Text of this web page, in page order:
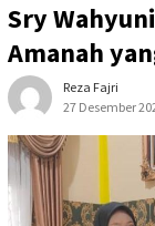
Sry
Amanah
Reza Fajri
27 Desember